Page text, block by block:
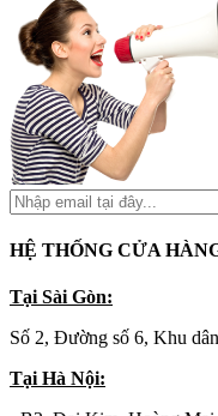
HỆ THỐNG CỬA
Tại Sài Gòn:
Số 2, Đường số 6, Khu
Tại Hà Nội: